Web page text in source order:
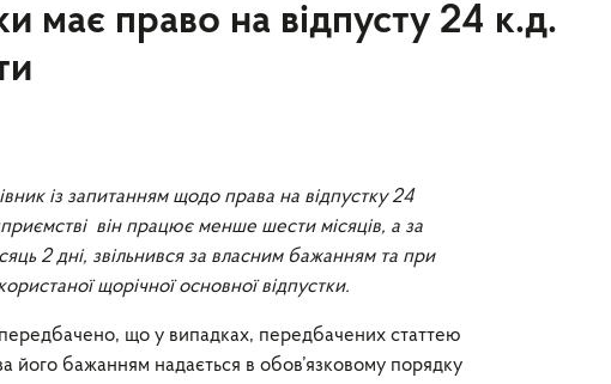
має право на відпусту 24 к.д.
із запитанням щодо права на відпустку 24
він працює менше шести місяців, а за
2 дні, звільнився за власним бажанням та при
щорічної основної відпустки.
що у випадках, передбачених статтею
його бажанням надається в обов’язковому порядку